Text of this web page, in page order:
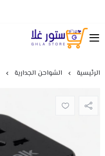
ستور غلا
الرئيسية الشواحن الجدارية